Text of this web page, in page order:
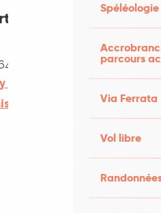
Spéléologie
parcours
Via Ferrata
Vol libre
du chemin Art-
Latouille-Lentillac
rendre
en train !